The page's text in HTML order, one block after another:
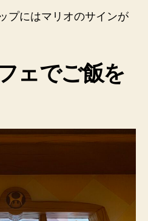
プにはマリオのサインが
ェでご飯を